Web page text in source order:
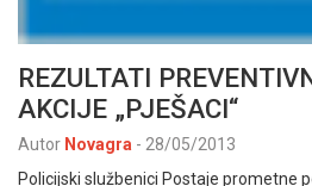
REZULTATI
AKCIJE „PJEŠACI“
Autor Novagra - 28/05/2013
Policijski službenici Postaje prometne